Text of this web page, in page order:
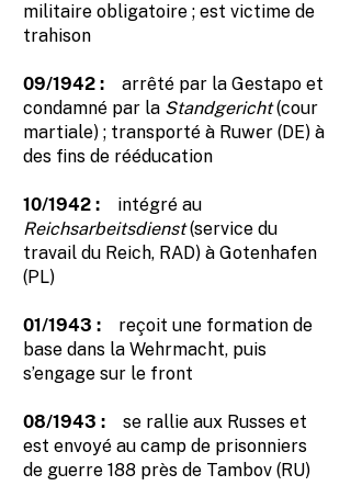
militaire obligatoire ; est victime de
trahison
09/1942 : arrêté par la Gestapo et
condamné par la Standgericht(cour
martiale) ; transporté à Ruwer (DE) à
des fins de rééducation
10/1942 : intégré au
Reichsarbeitsdienst(service du
travail du Reich, RAD) à Gotenhafen
(PL)
01/1943 : reçoit une formation de
base dans la Wehrmacht, puis
s’engage sur le front
08/1943 : se rallie aux Russes et
est envoyé au camp de prisonniers
de guerre 188 près de Tambov (RU)